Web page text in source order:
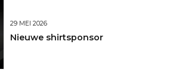
29 MEI 2026
Nieuwe shirtsponsor